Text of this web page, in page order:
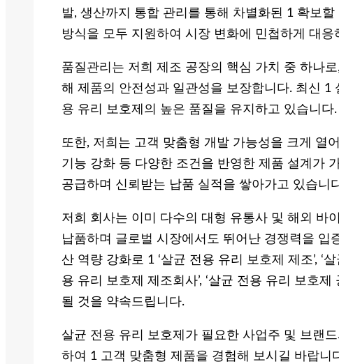
발, 생산까지 통합 관리를 통해 차별화된 1 확보
방식을 모두 지원하여 시장 변화에 민첩하게 대
품질관리는 저희 제조 공장의 핵심 가치 중 하나
해 제품의 안전성과 일관성을 보장합니다. 최신 1
용 유리 보호제의 높은 품질을 유지하고 있습니다.
또한, 저희는 고객 맞춤형 개발 가능성을 크게 열
기능 강화 등 다양한 조건을 반영한 제품 설계가
공급하며 신뢰받는 납품 실적을 쌓아가고 있습니
저희 회사는 이미 다수의 대형 유통사 및 해외 바
납품하며 글로벌 시장에서도 뛰어난 경쟁력을 입
산 역량 강화로 1 ‘살균 전용 유리 보호제 제조’, ‘
용 유리 보호제 제조회사’, ‘살균 전용 유리 보호
될 것을 약속드립니다.
살균 전용 유리 보호제가 필요한 사업주 및 브랜
하여 1 고객 맞춤형 제품을 경험해 보시길 바랍